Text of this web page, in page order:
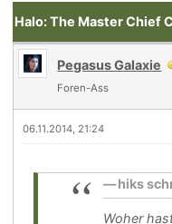
Halo: The Master Chief
Pegasus Galaxie
Foren-Ass
06.11.2014, 21:24
hiks
Woher